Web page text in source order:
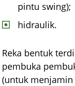
pintu swing);
hidraulik.
Reka bentuk
pembuka
(untuk